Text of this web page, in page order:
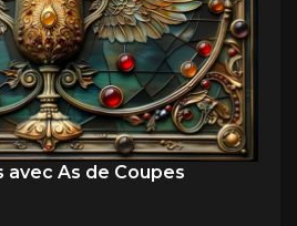
avec As de Coupes